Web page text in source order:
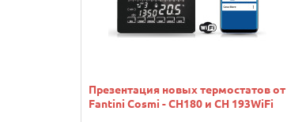
Презентация новых термостатов от
Fantini Cosmi - CH180 и CH 193WiFi